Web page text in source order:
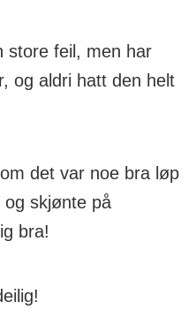
store feil, men har
og aldri hatt den helt
det var noe bra løp
skjønte på
bra!